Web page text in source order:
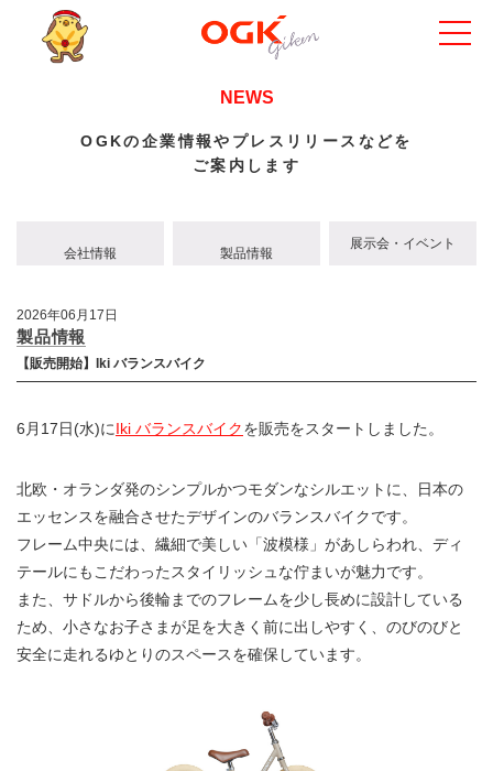
NEWS
OGKの企業情報やプレスリリースなどを
ご案内します
会社情報 製品情報
展示会・イベント
2026年06月17日
製品情報
【販売開始】Iki バランスバイク
6月17日(水)にIki バランスバイクを販売をスタートしました。
北欧・オランダ発のシンプルかつモダンなシルエットに、日本の
エッセンスを融合させたデザインのバランスバイクです。
フレーム中央には、繊細で美しい「波模様」があしらわれ、ディ
テールにもこだわったスタイリッシュな佇まいが魅力です。
また、サドルから後輪までのフレームを少し長めに設計している
ため、小さなお子さまが足を大きく前に出しやすく、のびのびと
安全に走れるゆとりのスペースを確保しています。